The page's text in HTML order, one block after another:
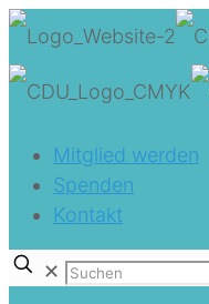
Mitglied werden
Spenden
Kontakt
✕